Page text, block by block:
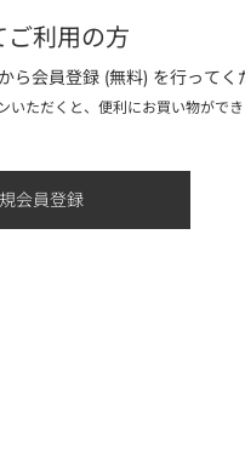
ご利用の方
会員登録 (無料) を行ってく
ただくと、便利にお買い物ができ